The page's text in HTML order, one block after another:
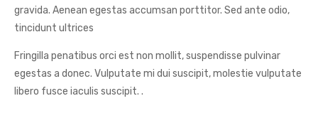
gravida. Aenean egestas accumsan porttitor. Sed ante odio,
tincidunt ultrices
Fringilla penatibus orci est non mollit, suspendisse pulvinar
egestas a donec. Vulputate mi dui suscipit, molestie vulputate
libero fusce iaculis suscipit. .